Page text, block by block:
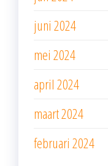
juni 2024
mei 2024
april 2024
maart 2024
februari 2024